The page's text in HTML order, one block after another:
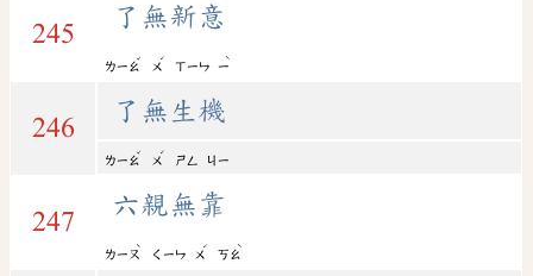
245
了無新意
ㄌㄧㄠ
ˇ
ㄨ
ˊ
ㄒㄧㄣ ㄧ
ˋ
246
了無生機
ㄌㄧㄠ
ˇ
ㄨ
ˊ
ㄕㄥ ㄐㄧ
247
六親無靠
ㄌㄧㄡ
ˋ
ㄑㄧㄣ ㄨ
ˊ
ㄎㄠ
ˋ